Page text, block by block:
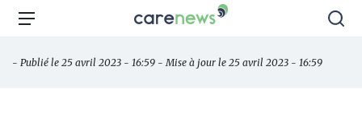
Aller
principal
Carenews,
des
Menu
- Publié le 25 avril 2023 - 16:59 - Mise à jour le 25 avril 2023 - 16:59